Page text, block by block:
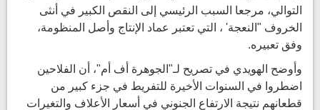
التوالي، مرجعا السبب الرئيسي إلى النقص الكبير في أنثى
الخروف "النعجة' ، التي تعتبر عماد الإنتاج وأصل المنظومة،
وفق تعبيره.
وأوضح الهويدي في تصريح لـ"الجوهرة أف أم"، أن الفلاحين
اضطروا في السنوات الأخيرة للتفريط في جزء كبير من
قطعانهم نتيجة الارتفاع الجنوني في أسعار الأعلاف والتغيرات